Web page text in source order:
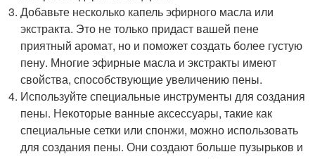
Добавьте несколько капель эфирного масла или
экстракта. Это не только придаст вашей пене
приятный аромат, но и поможет создать более густую
пену. Многие эфирные масла и экстракты имеют
свойства, способствующие увеличению пены.
Используйте специальные инструменты для создания
пены. Некоторые ванные аксессуары, такие как
специальные сетки или спонжи, можно использовать
для создания пены. Они создают больше пузырьков и